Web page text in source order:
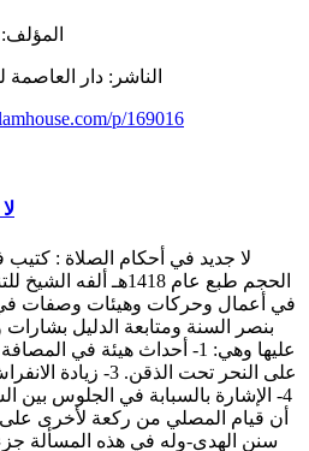
المؤلف:
الناشر: دار العاصمة
p/169016
الحجم طبع عام 1418هـ
في أعمال وحركات وهيئات وصفات في
بنصر السنة ومتابعة الدليل بشارات
على النحر تحت الذقن.
أن قيام المصلي من ركعة لأخرى